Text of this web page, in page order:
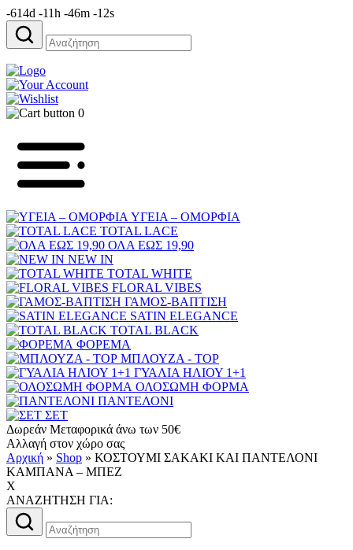
-614d -11h -46m -12s
Αναζήτηση
για:
0
ΥΓΕΙΑ – ΟΜΟΡΦΙΑ
TOTAL LACE
ΟΛΑ ΕΩΣ 19,90
NEW IN
TOTAL WHITE
FLORAL VIBES
ΓΑΜΟΣ-ΒΑΠΤΙΣΗ
SATIN ELEGANCE
TOTAL BLACK
ΦΟΡΕΜΑ
ΜΠΛΟΥΖΑ - TOP
ΓΥΑΛΙΑ ΗΛΙΟΥ 1+1
ΟΛΟΣΩΜΗ ΦΟΡΜΑ
ΠΑΝΤΕΛΟΝΙ
ΣΕΤ
Δωρεάν Μεταφορικά άνω των 50€
Αλλαγή στον χώρο σας
Αρχική » Shop » ΚΟΣΤΟΥΜΙ ΣΑΚΑΚΙ ΚΑΙ ΠΑΝΤΕΛΟΝΙ
ΚΑΜΠΑΝΑ – ΜΠΕΖ
X
AΝΑΖΗΤΗΣΗ ΓΙΑ:
Αναζήτηση
για: